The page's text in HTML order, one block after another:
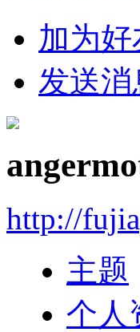
加为好
发送消
http://
主题
个人